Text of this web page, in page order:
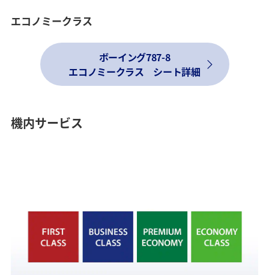
エコノミークラス
ボーイング787-8
エコノミークラス シート詳細
機内サービス